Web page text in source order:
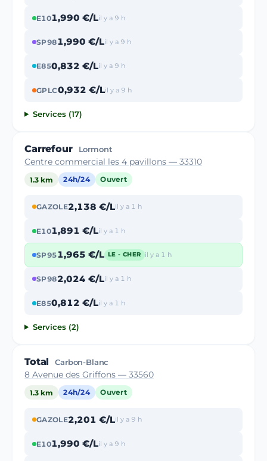
E101,990 €/Lil y a 9 h
SP981,990 €/Lil y a 9 h
E850,832 €/Lil y a 9 h
GPLC0,932 €/Lil y a 9 h
Services (17)
Carrefour Lormont
Centre commercial les 4 pavillons — 33310
1.3 km 24h/24 Ouvert
GAZOLE2,138 €/Lil y a 1 h
E101,891 €/Lil y a 1 h
SP951,965 €/L LE - CHER il y a 1 h
SP982,024 €/Lil y a 1 h
E850,812 €/Lil y a 1 h
Services (2)
Total Carbon-Blanc
8 Avenue des Griffons — 33560
1.3 km 24h/24 Ouvert
GAZOLE2,201 €/Lil y a 9 h
E101,990 €/Lil y a 9 h